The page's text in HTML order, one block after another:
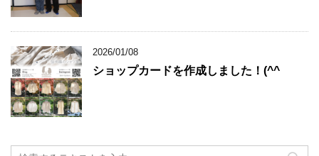
2026/01/08
ショップカードを作成しました！(^^ゞ